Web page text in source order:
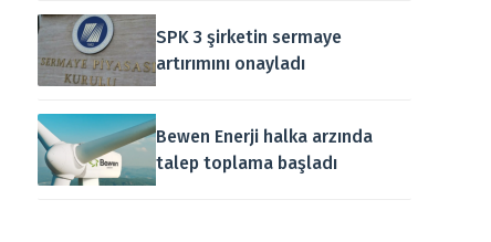
SPK 3 şirketin sermaye
artırımını onayladı
Bewen Enerji halka arzında
talep toplama başladı